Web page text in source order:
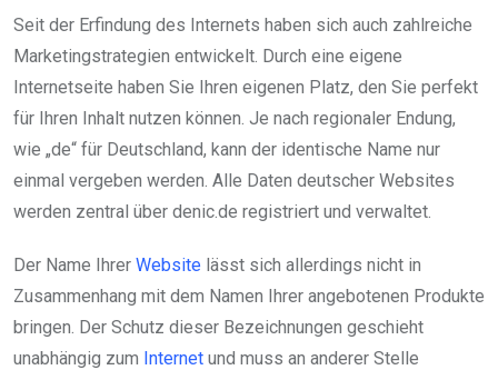
Seit der Erfindung des Internets haben sich auch zahlreiche
Marketingstrategien entwickelt. Durch eine eigene
Internetseite haben Sie Ihren eigenen Platz, den Sie perfekt
für Ihren Inhalt nutzen können. Je nach regionaler Endung,
wie „de“ für Deutschland, kann der identische Name nur
einmal vergeben werden. Alle Daten deutscher Websites
werden zentral über denic.de registriert und verwaltet.
Der Name Ihrer Website lässt sich allerdings nicht in
Zusammenhang mit dem Namen Ihrer angebotenen Produkte
bringen. Der Schutz dieser Bezeichnungen geschieht
unabhängig zum Internet und muss an anderer Stelle